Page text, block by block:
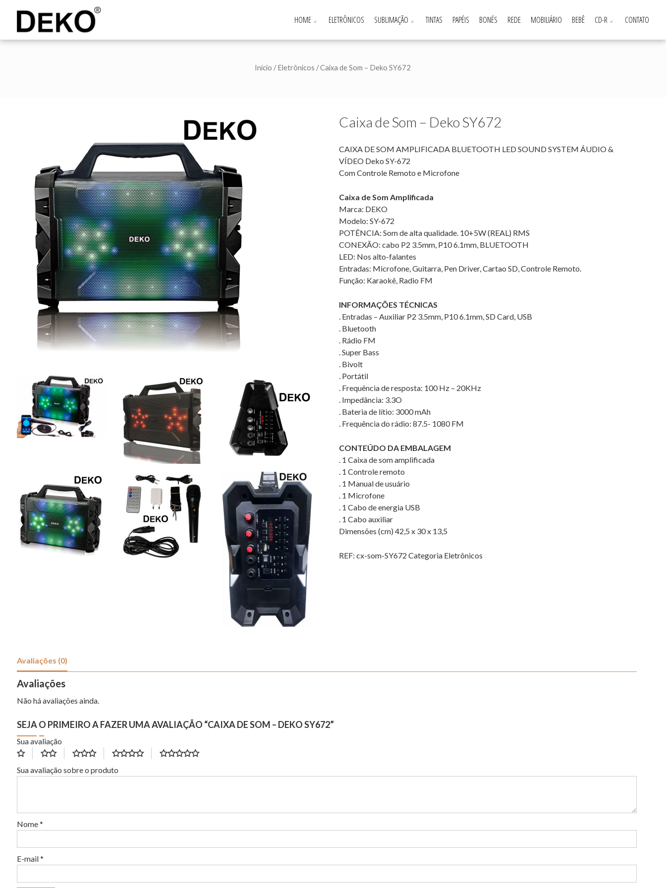
HOME ELETRÔNICOS SUBLIMAÇÃO TINTAS PAPÉIS BONÉS REDE MOBILIÁRIO BEBÊ CD-R CONTATO
Início /Eletrônicos / Caixa de Som – Deko SY672
Caixa de Som – Deko SY672
CAIXA DE SOM AMPLIFICADA BLUETOOTH LED SOUND SYSTEM ÁUDIO &
VÍDEO Deko SY-672
Com Controle Remoto e Microfone
Caixa de Som Amplificada
Marca: DEKO
Modelo: SY-672
POTÊNCIA: Som de alta qualidade. 10+5W (REAL) RMS
CONEXÃO: cabo P2 3.5mm, P10 6.1mm, BLUETOOTH
LED: Nos alto-falantes
Entradas: Microfone, Guitarra, Pen Driver, Cartao SD, Controle Remoto.
Função: Karaokê, Radio FM
INFORMAÇÕES TÉCNICAS
. Entradas – Auxiliar P2 3.5mm, P10 6.1mm, SD Card, USB
. Bluetooth
. Rádio FM
. Super Bass
. Bivolt
. Portátil
. Frequência de resposta: 100 Hz – 20KHz
. Impedância: 3.3O
. Bateria de lítio: 3000 mAh
. Frequência do rádio: 87.5- 1080 FM
CONTEÚDO DA EMBALAGEM
. 1 Caixa de som amplificada
. 1 Controle remoto
. 1 Manual de usuário
. 1 Microfone
. 1 Cabo de energia USB
. 1 Cabo auxiliar
Dimensões (cm) 42,5 x 30 x 13,5
REF:cx-som-SY672 Categoria Eletrônicos
Avaliações (0)
Avaliações
Não há avaliações ainda.
SEJA O PRIMEIRO A FAZER UMA AVALIAÇÃO “CAIXA DE SOM – DEKO SY672”
Sua avaliação
Sua avaliação sobre o produto
Nome*
E-mail*